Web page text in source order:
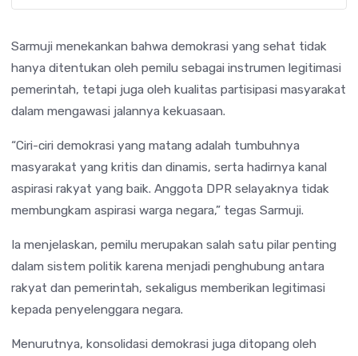
Sarmuji menekankan bahwa demokrasi yang sehat tidak
hanya ditentukan oleh pemilu sebagai instrumen legitimasi
pemerintah, tetapi juga oleh kualitas partisipasi masyarakat
dalam mengawasi jalannya kekuasaan.
“Ciri-ciri demokrasi yang matang adalah tumbuhnya
masyarakat yang kritis dan dinamis, serta hadirnya kanal
aspirasi rakyat yang baik. Anggota DPR selayaknya tidak
membungkam aspirasi warga negara,” tegas Sarmuji.
Ia menjelaskan, pemilu merupakan salah satu pilar penting
dalam sistem politik karena menjadi penghubung antara
rakyat dan pemerintah, sekaligus memberikan legitimasi
kepada penyelenggara negara.
Menurutnya, konsolidasi demokrasi juga ditopang oleh